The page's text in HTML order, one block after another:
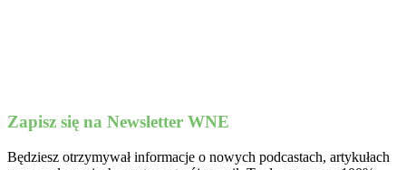
Zapisz się na Newsletter WNE
Będziesz otrzymywał informacje o nowych podcastach, artykułach